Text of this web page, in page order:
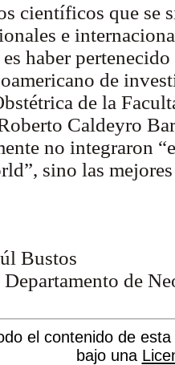
científicos que se
e
haber
de
de la
Caldeyro
no integraron
sino las
Bustos
de
el contenido de
bajo una